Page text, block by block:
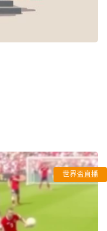
世界盃直播